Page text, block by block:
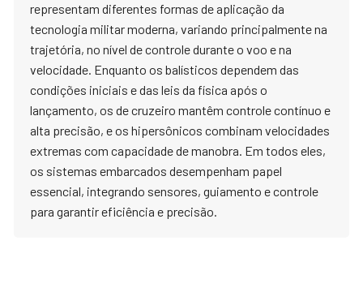
representam diferentes formas de aplicação da
tecnologia militar moderna, variando principalmente na
trajetória, no nível de controle durante o voo e na
velocidade. Enquanto os balísticos dependem das
condições iniciais e das leis da física após o
lançamento, os de cruzeiro mantêm controle contínuo e
alta precisão, e os hipersônicos combinam velocidades
extremas com capacidade de manobra. Em todos eles,
os sistemas embarcados desempenham papel
essencial, integrando sensores, guiamento e controle
para garantir eficiência e precisão.